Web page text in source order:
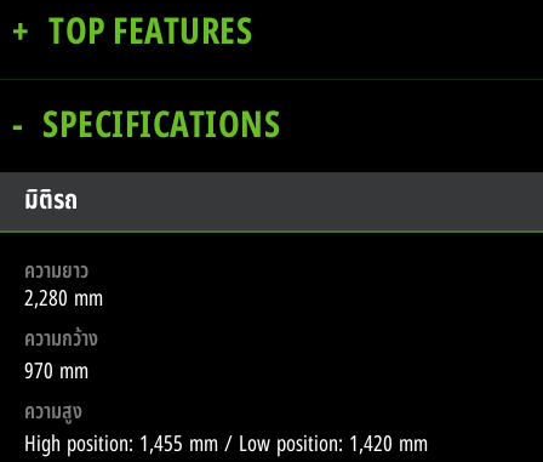
TOP FEATURES
SPECIFICATIONS
มิติรถ
ความยาว
2,280 mm
ความกว้าง
970 mm
ความสูง
High position: 1,455 mm / Low position: 1,420 mm